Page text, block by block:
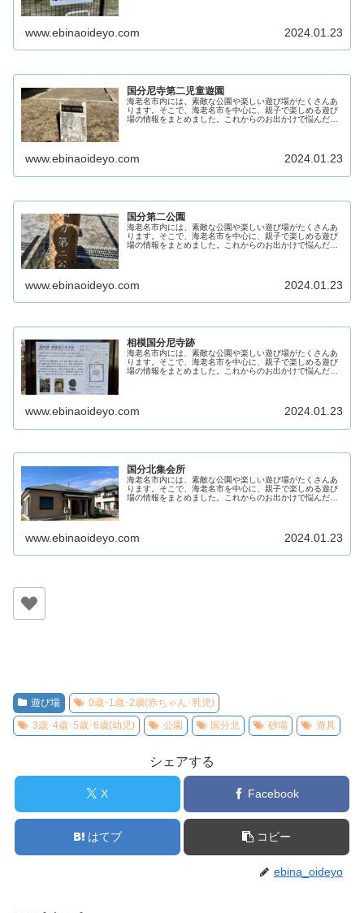
www.ebinaoideyo.com 2024.01.23
国分尼寺第二児童遊園
海老名市内には、素敵な公園や楽しい遊び場がたくさんあ
ります。そこで、海老名市を中心に、親子で楽しめる遊び
場の情報をまとめました。これからのお出かけで悩んだ際
www.ebinaoideyo.com 2024.01.23
国分第二公園
海老名市内には、素敵な公園や楽しい遊び場がたくさんあ
ります。そこで、海老名市を中心に、親子で楽しめる遊び
場の情報をまとめました。これからのお出かけで悩んだ際
www.ebinaoideyo.com 2024.01.23
相模国分尼寺跡
海老名市内には、素敵な公園や楽しい遊び場がたくさんあ
ります。そこで、海老名市を中心に、親子で楽しめる遊び
場の情報をまとめました。これからのお出かけで悩んだ際
www.ebinaoideyo.com 2024.01.23
国分北集会所
海老名市内には、素敵な公園や楽しい遊び場がたくさんあ
ります。そこで、海老名市を中心に、親子で楽しめる遊び
場の情報をまとめました。これからのお出かけで悩んだ際
www.ebinaoideyo.com 2024.01.23
遊び場
0歳･1歳･2歳(赤ちゃん･乳児)
3歳･4歳･5歳･6歳(幼児)
公園 国分北 砂場 遊具
シェアする
X Facebook
はてブ コピー
ebina_oideyo